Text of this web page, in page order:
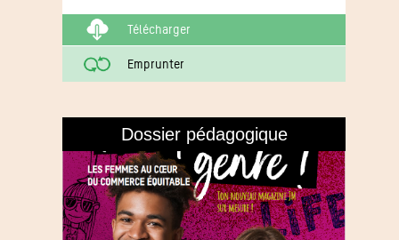
Télécharger
Emprunter
Dossier pédagogique